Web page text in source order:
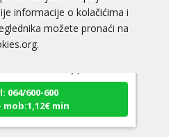
informacije o kolačićima i
možete pronaći na
05
je slobodan
064/600-600
min